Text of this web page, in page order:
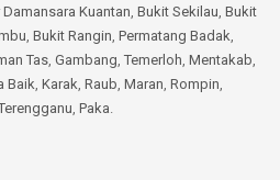
Kuantan, Bukit Sekilau, Bukit
, Bukit Rangin, Permatang Badak,
Tas, Gambang, Temerloh, Mentakab,
Baik, Karak, Raub, Maran, Rompin,
, Paka.